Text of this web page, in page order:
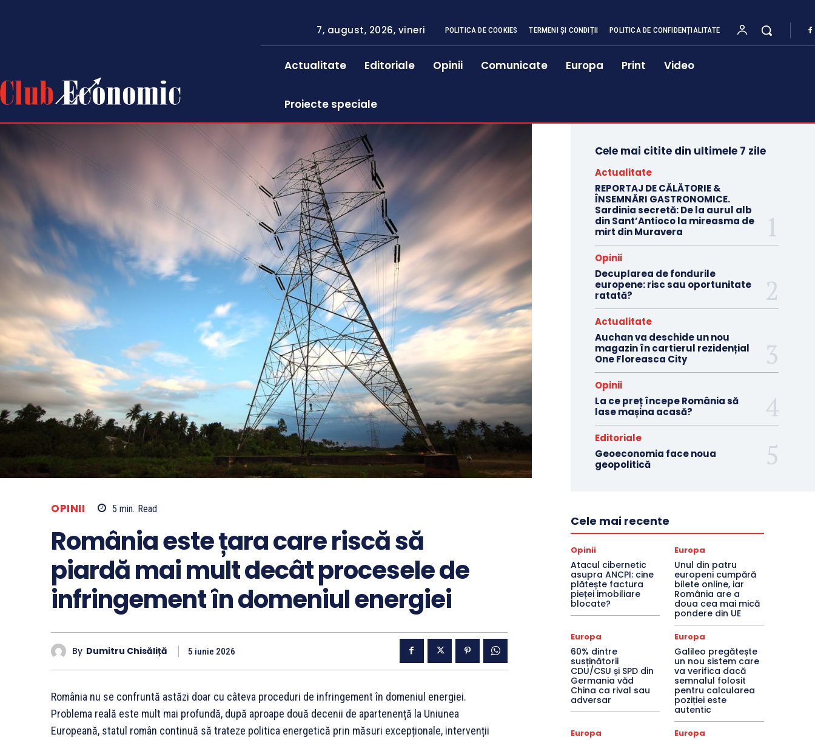
7, august, 2026, vineri POLITICA DE COOKIES TERMENI ȘI CONDIȚII POLITICA DE CONFIDENȚIALITATE
Actualitate Editoriale Opinii Comunicate Europa Print Video
Proiecte speciale
OPINII 5 min. Read
România este țara care riscă să
piardă mai mult decât procesele de
infringement în domeniul energiei
By Dumitru Chisăliță 5 iunie 2026
România nu se confruntă astăzi doar cu câteva proceduri de infringement în domeniul energiei.
Problema reală este mult mai profundă, după aproape două decenii de apartenență la Uniunea
Europeană, statul român continuă să trateze politica energetică prin măsuri excepționale, intervenții
Cele mai citite din ultimele 7 zile
Actualitate
REPORTAJ DE CĂLĂTORIE &
ÎNSEMNĂRI GASTRONOMICE.
Sardinia secretă: De la aurul alb
din Sant’Antioco la mireasma de
mirt din Muravera
Opinii
Decuplarea de fondurile
europene: risc sau oportunitate
ratată?
Actualitate
Auchan va deschide un nou
magazin în cartierul rezidențial
One Floreasca City
Opinii
La ce preț începe România să
lase mașina acasă?
Editoriale
Geoeconomia face noua
geopolitică
Cele mai recente
Opinii
Atacul cibernetic
asupra ANCPI: cine
plătește factura
pieței imobiliare
blocate?
Europa
Unul din patru
europeni cumpără
bilete online, iar
România are a
doua cea mai mică
pondere din UE
Europa
60% dintre
susținătorii
CDU/CSU și SPD din
Germania văd
China ca rival sau
adversar
Europa
Galileo pregătește
un nou sistem care
va verifica dacă
semnalul folosit
pentru calcularea
poziției este
autentic
Europa Europa